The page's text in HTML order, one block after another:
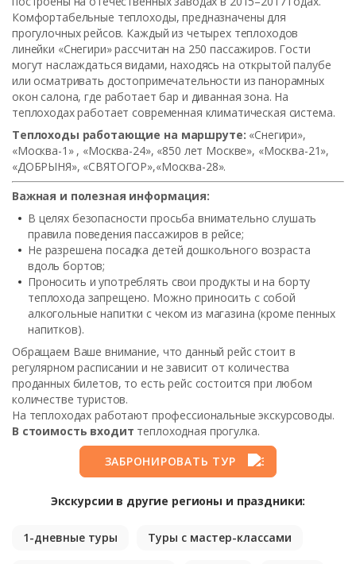
Комфортабельные теплоходы, предназначены для
прогулочных рейсов. Каждый из четырех теплоходов
линейки «Снегири» рассчитан на 250 пассажиров. Гости
могут наслаждаться видами, находясь на открытой палубе
или осматривать достопримечательности из панорамных
окон салона, где работает бар и диванная зона. На
теплоходах работает современная климатическая система.
Теплоходы работающие на маршруте: «Снегири»,
«Москва-1» , «Москва-24», «850 лет Москве», «Москва-21»,
«ДОБРЫНЯ», «СВЯТОГОР»,«Москва-28».
Важная и полезная информация:
В целях безопасности просьба внимательно слушать
правила поведения пассажиров в рейсе;
Не разрешена посадка детей дошкольного возраста
вдоль бортов;
Проносить и употреблять свои продукты и на борту
теплохода запрещено. Можно приносить с собой
алкогольные напитки с чеком из магазина (кроме пенных
напитков).
Обращаем Ваше внимание, что данный рейс стоит в
регулярном расписании и не зависит от количества
проданных билетов, то есть рейс состоится при любом
количестве туристов.
На теплоходах работают профессиональные экскурсоводы.
В стоимость входит теплоходная прогулка.
ЗАБРОНИРОВАТЬ ТУР
Экскурсии в другие регионы и праздники:
1-дневные туры Туры с мастер-классами